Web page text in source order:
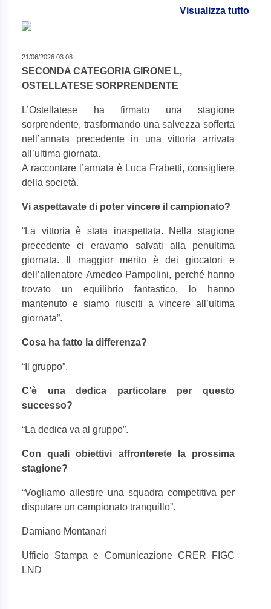
Visualizza tutto
21/06/2026 03:08
SECONDA CATEGORIA GIRONE L,
OSTELLATESE SORPRENDENTE
L’Ostellatese ha firmato una stagione
sorprendente, trasformando una salvezza sofferta
nell’annata precedente in una vittoria arrivata
all’ultima giornata.
A raccontare l’annata è Luca Frabetti, consigliere
della società.
Vi aspettavate di poter vincere il campionato?
“La vittoria è stata inaspettata. Nella stagione
precedente ci eravamo salvati alla penultima
giornata. Il maggior merito è dei giocatori e
dell’allenatore Amedeo Pampolini, perché hanno
trovato un equilibrio fantastico, lo hanno
mantenuto e siamo riusciti a vincere all’ultima
giornata”.
Cosa ha fatto la differenza?
“ Il gruppo”.
C’è una dedica particolare per questo
successo?
“La dedica va al gruppo”.
Con quali obiettivi affronterete la prossima
stagione?
“Vogliamo allestire una squadra competitiva per
disputare un campionato tranquillo”.
Damiano Montanari
Ufficio Stampa e Comunicazione CRER FIGC
LND